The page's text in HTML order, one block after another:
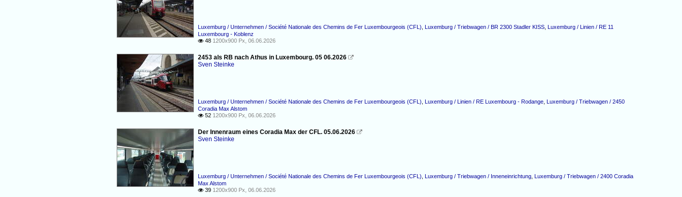
Luxemburg / Unternehmen / Société Nationale des Chemins de Fer Luxembourgeois (CFL) Luxemburg / Triebwagen / BR 2300 Stadler KISS Luxemburg / Linien / RE 11
Luxembourg - Koblenz
 48 1200x900 Px, 06.06.2026
2453 als RB nach Athus in Luxembourg. 05 06.2026 
Sven Steinke
Luxemburg / Unternehmen / Société Nationale des Chemins de Fer Luxembourgeois (CFL) Luxemburg / Linien / RE Luxembourg - Rodange Luxemburg / Triebwagen / 2450
Coradia Max Alstom
 52 1200x900 Px, 06.06.2026
Der Innenraum eines Coradia Max der CFL. 05.06.2026 
Sven Steinke
Luxemburg / Unternehmen / Société Nationale des Chemins de Fer Luxembourgeois (CFL) Luxemburg / Triebwagen / Inneneinrichtung Luxemburg / Triebwagen / 2400 Coradia
Max Alstom
 39 1200x900 Px, 06.06.2026